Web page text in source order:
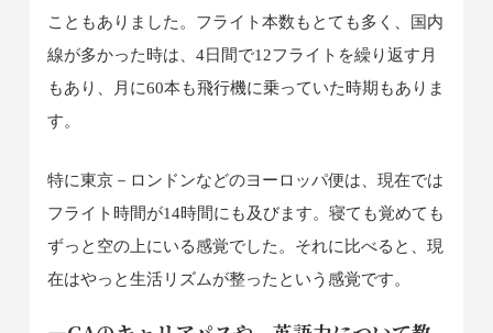
こともありました。フライト本数もとても多く、国内
線が多かった時は、4日間で12フライトを繰り返す月
もあり、月に60本も飛行機に乗っていた時期もありま
す。
特に東京－ロンドンなどのヨーロッパ便は、現在では
フライト時間が14時間にも及びます。寝ても覚めても
ずっと空の上にいる感覚でした。それに比べると、現
在はやっと生活リズムが整ったという感覚です。